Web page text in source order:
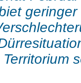
geringer